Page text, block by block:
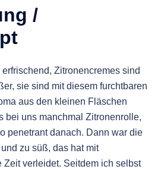
/
Zitronencremes sind
sie sind mit diesem furchtbaren
aus den kleinen Fläschen
bei uns manchmal Zitronenrolle,
penetrant danach. Dann war die
zu süß, das hat mit
Zeit verleidet. Seitdem ich selbst